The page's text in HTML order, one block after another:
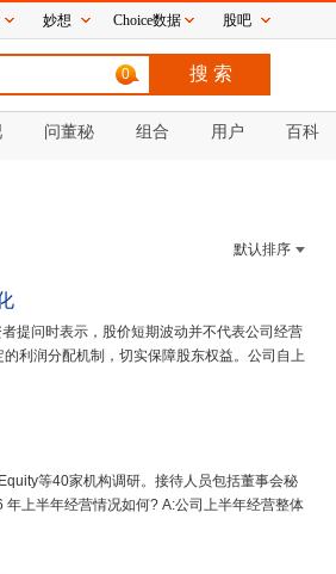
0
问董秘 组合 用户 百科
默认排序
提问时表示，股价短期波动并不代表公司经营
利润分配机制，切实保障股东权益。公司自上
等40家机构调研。接待人员包括董事会秘
上半年经营情况如何? A:公司上半年经营整体
妙想 Choice数据 股吧